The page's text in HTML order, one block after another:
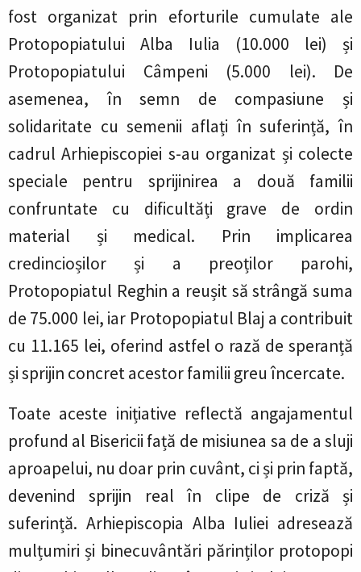
fost organizat prin eforturile cumulate ale
Protopopiatului Alba Iulia (10.000 lei) și
Protopopiatului Câmpeni (5.000 lei). De
asemenea, în semn de compasiune și
solidaritate cu semenii aflați în suferință, în
cadrul Arhiepiscopiei s-au organizat și colecte
speciale pentru sprijinirea a două familii
confruntate cu dificultăți grave de ordin
material și medical. Prin implicarea
credincioșilor și a preoților parohi,
Protopopiatul Reghin a reușit să strângă suma
de 75.000 lei, iar Protopopiatul Blaj a contribuit
cu 11.165 lei, oferind astfel o rază de speranță
și sprijin concret acestor familii greu încercate.
Toate aceste inițiative reflectă angajamentul
profund al Bisericii față de misiunea sa de a sluji
aproapelui, nu doar prin cuvânt, ci și prin faptă,
devenind sprijin real în clipe de criză și
suferință. Arhiepiscopia Alba Iuliei adresează
mulțumiri și binecuvântări părinților protopopi